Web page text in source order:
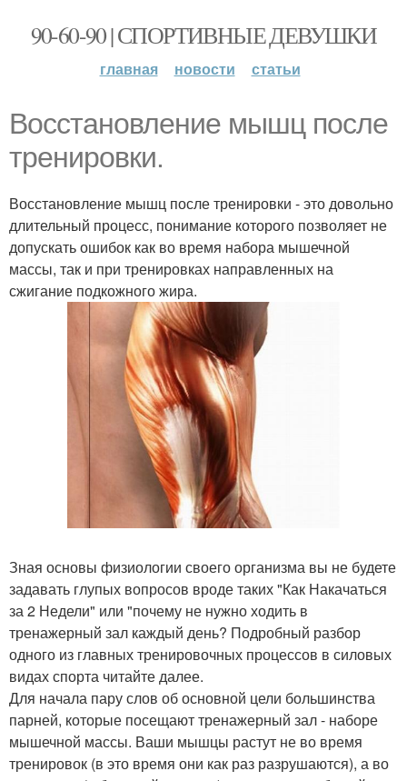
90-60-90 | СПОРТИВНЫЕ ДЕВУШКИ
главная новости статьи
Восстановление мышц после
тренировки.
Восстановление мышц после тренировки - это довольно
длительный процесс, понимание которого позволяет не
допускать ошибок как во время набора мышечной
массы, так и при тренировках направленных на
сжигание подкожного жира.
Зная основы физиологии своего организма вы не будете
задавать глупых вопросов вроде таких "Как Накачаться
за 2 Недели" или "почему не нужно ходить в
тренажерный зал каждый день? Подробный разбор
одного из главных тренировочных процессов в силовых
видах спорта читайте далее.
Для начала пару слов об основной цели большинства
парней, которые посещают тренажерный зал - наборе
мышечной массы. Ваши мышцы растут не во время
тренировок (в это время они как раз разрушаются), а во